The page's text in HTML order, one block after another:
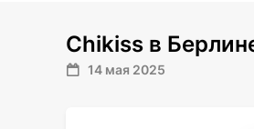
Chikiss в
14 мая 2025